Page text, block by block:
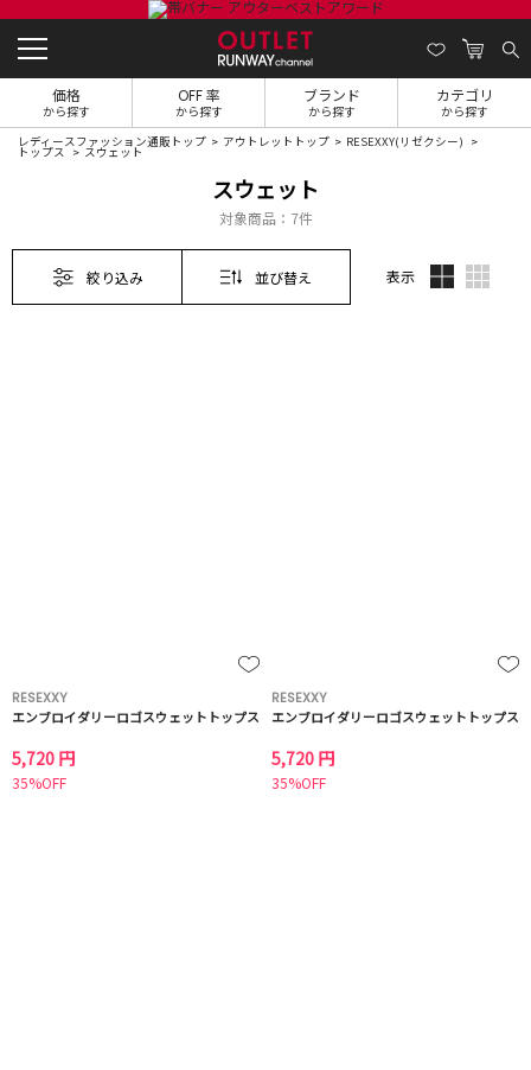
価格
から探す
OFF 率
から探す
ブランド
から探す
カテゴリ
から探す
レディースファッション通販トップ アウトレットトップ RESEXXY(リゼクシー)
トップス スウェット
スウェット
対象商品： 7件
絞り込み 並び替え 表示
RESEXXY
エンブロイダリーロゴスウェットトップス
5,720 円
35%OFF
RESEXXY
エンブロイダリーロゴスウェットトップス
5,720 円
35%OFF